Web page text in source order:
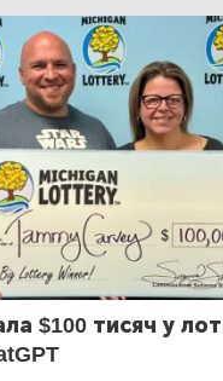
$100 тисяч у